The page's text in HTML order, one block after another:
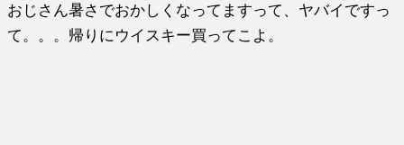
おじさん暑さでおかしくなってますって、ヤバイですっ
て。。。帰りにウイスキー買ってこよ。